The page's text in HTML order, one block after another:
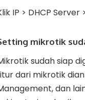
IP > DHCP
mikrotik
sudah siap
dari mikrotik
dan